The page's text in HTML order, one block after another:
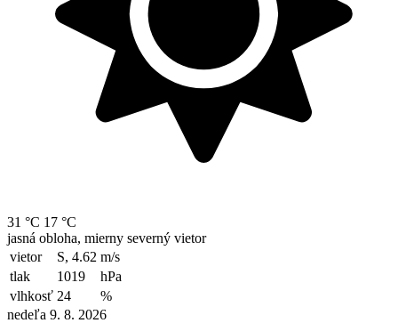
31 °C 17 °C
jasná obloha, mierny severný vietor
vietor
S, 4.62 m/s
tlak
1019
hPa
vlhkosť 24
%
nedeľa 9. 8. 2026